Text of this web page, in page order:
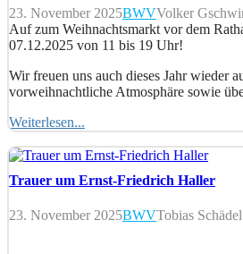
23. November 2025BWVVolker
Auf zum Weihnachtsmarkt vor dem
07.12.2025 von 11 bis 19 Uhr!
Wir freuen uns auch dieses Jahr wieder
vorweihnachtliche Atmosphäre sowie
Weiterlesen...
Trauer um Ernst-Friedrich Haller
23. November 2025BWVTobias Schädel